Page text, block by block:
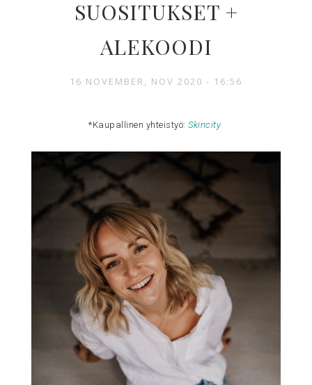
SUOSITUKSET +
ALEKOODI
16 NOVEMBER, NOV 2020 - 16:56
*Kaupallinen yhteistyö:Skincity